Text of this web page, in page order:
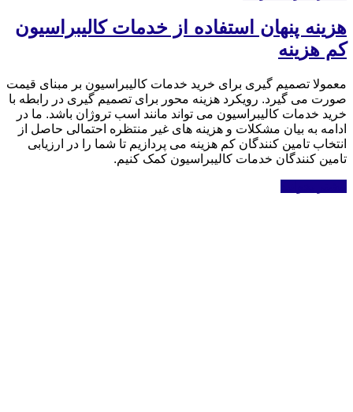
هزینه پنهان استفاده از خدمات کالیبراسیون
کم هزینه
معمولا تصمیم گیری برای خرید خدمات کالیبراسیون بر مبنای قیمت
صورت می گیرد. رویکرد هزینه محور برای تصمیم گیری در رابطه با
خرید خدمات کالیبراسیون می تواند مانند اسب تروژان باشد. ما در
ادامه به بیان مشکلات و هزینه های غیر منتظره احتمالی حاصل از
انتخاب تامین کنندگان کم هزینه می پردازیم تا شما را در ارزیابی
تامین کنندگان خدمات کالیبراسیون کمک کنیم.